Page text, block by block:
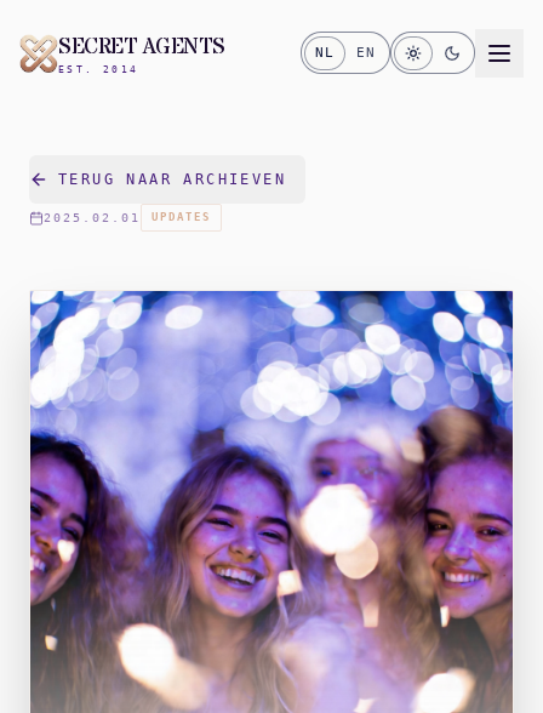
SECRET AGENTS
EST. 2014
NL EN
TERUG NAAR ARCHIEVEN
2025.02.01 UPDATES